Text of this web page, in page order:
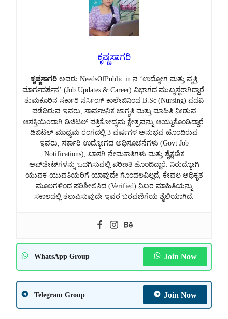
ಕೃಷ್ಣಸಾಗರಿ
ಕೃಷ್ಣಸಾಗರಿ ಅವರು NeedsOfPublic.in ನ ‘ಉದ್ಯೋಗ ಮತ್ತು ವೃತ್ತಿ
ಮಾರ್ಗದರ್ಶನ’ (Job Updates & Career) ವಿಭಾಗದ ಮುಖ್ಯಸ್ಥರಾಗಿದ್ದಾರೆ.
ತುಮಕೂರಿನ ಸರ್ಕಾರಿ ನರ್ಸಿಂಗ್ ಕಾಲೇಜಿನಿಂದ B.Sc (Nursing) ಪದವಿ
ಪಡೆದಿರುವ ಇವರು, ಸಾರ್ವಜನಿಕ ಜಾಗೃತಿ ಮತ್ತು ಮಾಹಿತಿ ನೀಡುವ
ಆಸಕ್ತಿಯಿಂದಾಗಿ ಡಿಜಿಟಲ್ ಪತ್ರಿಕೋದ್ಯಮ ಕ್ಷೇತ್ರವನ್ನು ಆಯ್ದುಕೊಂಡಿದ್ದಾರೆ.
ಡಿಜಿಟಲ್ ಮಾಧ್ಯಮ ರಂಗದಲ್ಲಿ 3 ವರ್ಷಗಳ ಅನುಭವ ಹೊಂದಿರುವ
ಇವರು, ಸರ್ಕಾರಿ ಉದ್ಯೋಗದ ಅಧಿಸೂಚನೆಗಳು (Govt Job
Notifications), ಖಾಸಗಿ ನೇಮಕಾತಿಗಳು ಮತ್ತು ಶೈಕ್ಷಣಿಕ
ಅಪ್‌ಡೇಟ್‌ಗಳನ್ನು ಒದಗಿಸುವಲ್ಲಿ ಪರಿಣತಿ ಹೊಂದಿದ್ದಾರೆ. ನಿರುದ್ಯೋಗಿ
ಯುವಕ-ಯುವತಿಯರಿಗೆ ಯಾವುದೇ ಗೊಂದಲವಿಲ್ಲದೆ, ಕೇವಲ ಅಧಿಕೃತ
ಮೂಲಗಳಿಂದ ಪರಿಶೀಲಿಸಿದ (Verified) ನಿಖರ ಮಾಹಿತಿಯನ್ನು
ಸಕಾಲದಲ್ಲಿ ತಲುಪಿಸುವುದೇ ಇವರ ಬರವಣಿಗೆಯ ಶೈಲಿಯಾಗಿದೆ.
WhatsApp Group Join Now
Telegram Group Join Now